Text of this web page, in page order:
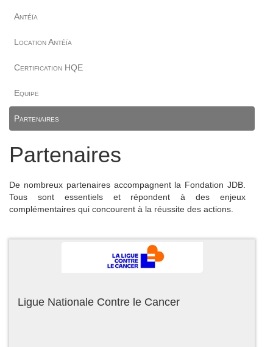
Antéïa
Location Antéïa
Certification HQE
Equipe
Partenaires
Partenaires
De nombreux partenaires accompagnent la Fondation JDB.
Tous sont essentiels et répondent à des enjeux
complémentaires qui concourent à la réussite des actions.
Ligue Nationale Contre le Cancer